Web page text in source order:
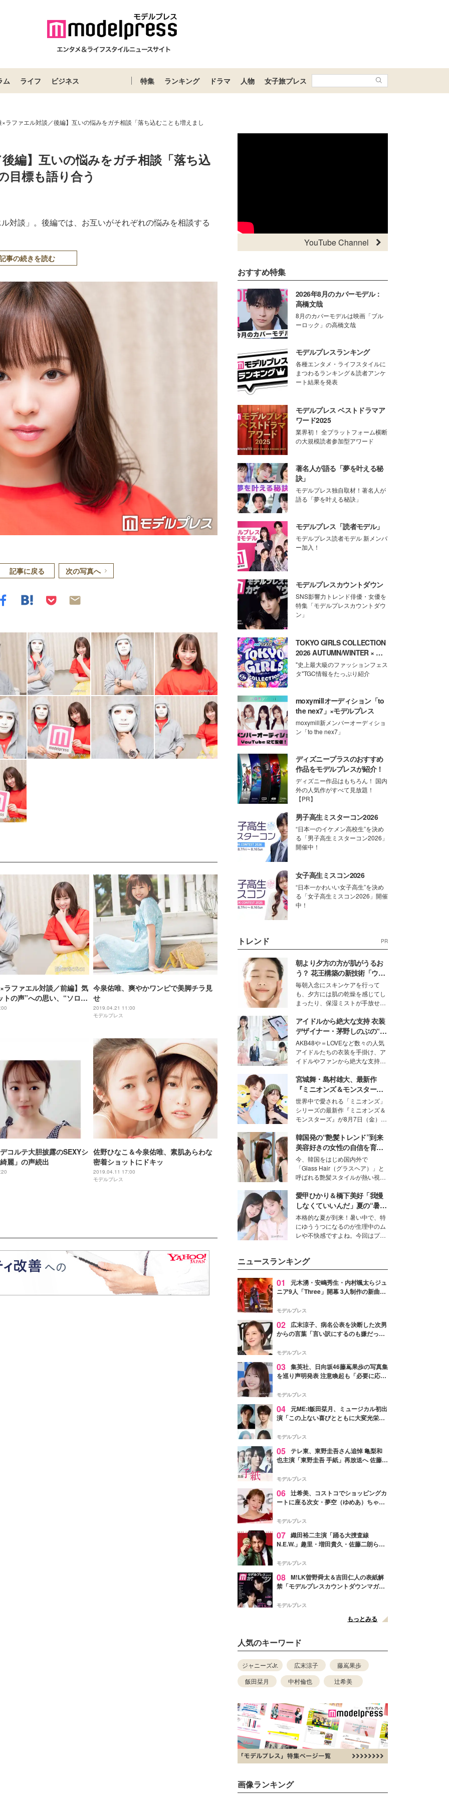
ム ライフ ビジネス 特集 ランキング ドラマ 人物 女子旅プレス
ラファエル対談／後編】互いの悩みをガチ相談「落ち込むことも増えまし
編】互いの悩みをガチ相談「落ち込
目標も語り合う
対談」。後編では、お互いがそれぞれの悩みを相談する
事の続きを読む
記事に戻る 次の写真へ
ラファエル対談／前編】気
トの声”への思い、“ソロ活
不安…女優とYouTuberが
今泉佑唯、爽やかワンピで美脚チラ見
せ
2019.04.21 11:00
モデルプレス
コルテ大胆披露のSEXYシ
麗」の声続出
佐野ひなこ＆今泉佑唯、素肌あらわな
密着ショットにドキッ
2019.04.11 17:00
モデルプレス
YouTube Channel
おすすめ特集
2026年8月のカバーモデル：
高橋文哉
8月のカバーモデルは映画「ブル
ーロック」の高橋文哉
モデルプレスランキング
各種エンタメ・ライフスタイルに
まつわるランキング＆読者アンケ
ート結果を発表
モデルプレス ベストドラマア
ワード2025
業界初！ 全プラットフォーム横断
の大規模読者参加型アワード
著名人が語る「夢を叶える秘
訣」
モデルプレス独自取材！著名人が
語る「夢を叶える秘訣」
モデルプレス「読者モデル」
モデルプレス読者モデル 新メンバ
ー加入！
モデルプレスカウントダウン
SNS影響力トレンド俳優・女優を
特集「モデルプレスカウントダウ
ン」
TOKYO GIRLS COLLECTION
2026 AUTUMN/WINTER × モ
デルプレス
"史上最大級のファッションフェス
タ"TGC情報をたっぷり紹介
moxymillオーディション「to
the nex7」×モデルプレス
moxymill新メンバーオーディショ
ン「to the nex7」
ディズニープラスのおすすめ
作品をモデルプレスが紹介！
ディズニー作品はもちろん！ 国内
外の人気作がすべて見放題！
【PR】
男子高生ミスターコン2026
“日本一のイケメン高校生”を決め
る「男子高生ミスターコン2026」
開催中！
女子高生ミスコン2026
“日本一かわいい女子高生”を決め
る「女子高生ミスコン2026」開催
中！
トレンド PR
朝より夕方の方が肌がうるお
う？ 花王構築の新技術「ウォ
ーターキャプチャリングスキ
ン（捕水肌）」がスキンケア
の常識を変える予感
毎朝入念にスキンケアを行って
も、夕方には肌の乾燥を感じてし
まったり、保湿ミストが手放せな
な美容の常識を大きく変える可能
性を秘めた、革新的な「Water
Capturing Skin（ウォーターキャ
プチャリングスキン：捕水肌）」
技術を、花王が構築した。
アイドルから絶大な支持 衣装
デザイナー・茅野しのぶの“可
愛い”を作る美学＜「シチズン
クロスシー」インタビュー＞
AKB48や＝LOVEなど数々の人気
アイドルたちの衣装を手掛け、ア
イドルやファンから絶大な支持を
取締役兼クリエイティブディレク
ター・茅野しのぶ。一人ひとりの
個性に寄り添い、魅力を引き出す
衣装作りは、多くの女性たちに勇
気と自信を与え続けている。
宮城舞・島村雄大、最新作
『ミニオンズ＆モンスター
ズ』の魅力熱弁 ハチャメチャ
だけじゃない“友情と絆”に感
動
世界中で愛される「ミニオンズ」
シリーズの最新作『ミニオンズ＆
モンスターズ』が8月7日（金）に
ニオン好き”という共通点を持つモ
デルの宮城舞と島村雄大の特別対
談をお届け！それぞれの視点か
ら、今作ならではの魅力や予想外
の感動をもたらす奥深いストーリ
ーについて熱く語り合ってもらっ
た。
韓国発の“艶髪トレンド”到来
美容好きの女性の自信を育む
「ヘアケア事情」って？
今、韓国をはじめ国内外で
「Glass Hair（グラスヘア）」と
呼ばれる艶髪スタイルが熱い視線
ションの完成度を高めるベースと
して、“髪そのものの美しさ”に改
めて注目する人が増えている様
子。今回は、そんな憧れの艶やか
な髪を日常で叶える、美容好きの
女性たちのヘアケア事情を紹介し
愛甲ひかり＆橋下美好「我慢
しなくていいんだ」夏の“暑さ
対策”の新しい選択肢とは？
本格的な夏が到来！暑い中で、特
にゆううつになるのが生理中のム
レや不快感ですよね。今回はプラ
好さんを迎えて本音で女子会トー
ク。猛暑のお出かけを快適に過ご
すヒントや、2人が感動した夏の
生理の新常識にも迫りました。
ニュースランキング
01
元木湧・安嶋秀生・内村颯太らジュ
ニア9人「Three」開幕 3人制作の新曲＆
進んで夢を掴みたい」【ゲネプロレポ】
モデルプレス
02
広末涼子、病名公表を決断した次男
からの言葉「言い訳にするのも嫌だっ
モデルプレス
03 集英社、日向坂46藤嶌果歩の写真集
を巡り声明発表 注意喚起も「必要に応じ
モデルプレス
04 元ME:I飯田栞月、ミュージカル初出
演「この上ない喜びとともに大変光栄」
ャスト発表
モデルプレス
05 テレ東、東野圭吾さん追悼 亀梨和
也主演「東野圭吾 手紙」再放送へ 佐藤隆
モデルプレス
06 辻希美、コストコでショッピングカ
ートに座る次女・夢空（ゆめあ）ちゃん
ぎ」「成長を感じる」の声
モデルプレス
07 織田裕二主演「踊る大捜査線
N.E.W.」趣里・増田貴久・佐藤二朗ら新
徴する“謎のキーワード”も
モデルプレス
08 M!LK曽野舜太＆吉田仁人の表紙解
禁「モデルプレスカウントダウンマガジ
モデルプレス
もっとみる
人気のキーワード
ジャニーズJr. 広末涼子
藤嶌果歩
飯田栞月
中村倫也 辻希美
画像ランキング